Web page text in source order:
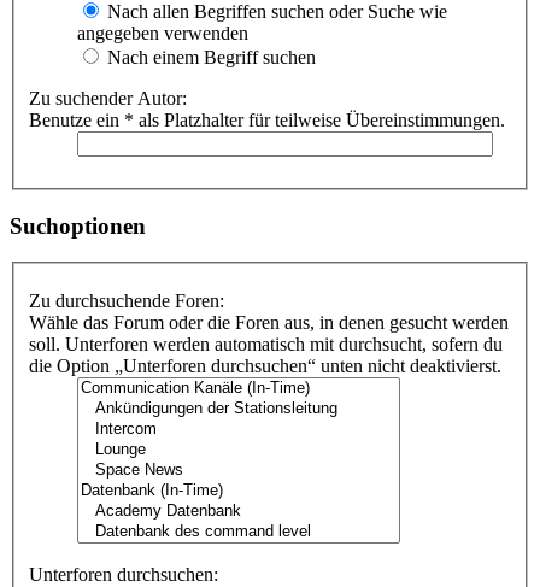
Nach allen Begriffen suchen oder Suche wie
angegeben verwenden
Nach einem Begriff suchen
Zu suchender Autor:
Benutze ein * als Platzhalter für teilweise Übereinstimmungen.
Suchoptionen
Zu durchsuchende Foren:
Wähle das Forum oder die Foren aus, in denen gesucht werden
soll. Unterforen werden automatisch mit durchsucht, sofern du
die Option „Unterforen durchsuchen“ unten nicht deaktivierst.
Unterforen durchsuchen: